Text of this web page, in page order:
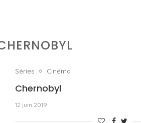
Séries Cinéma
Chernobyl
12 juin 2019